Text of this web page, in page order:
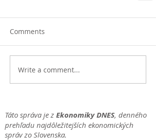
Comments
Write a comment...
Táto správa je z Ekonomiky DNES, denného
prehľadu najdôležitejších ekonomických
správ zo Slovenska.